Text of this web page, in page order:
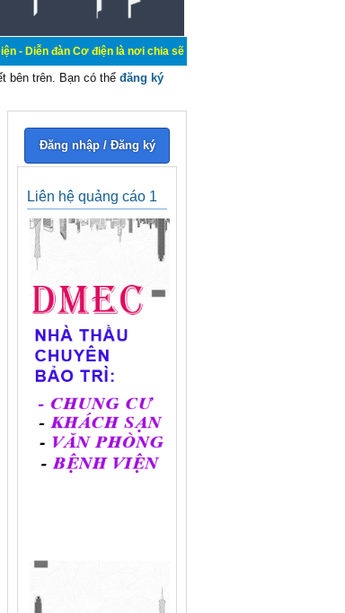
Cơ điện là nơi chia sẽ kiến thức kinh nghiệm trong lãnh vực
bên trên. Bạn có thể đăng ký
Đăng nhập / Đăng ký
Liên hệ quảng cáo 1